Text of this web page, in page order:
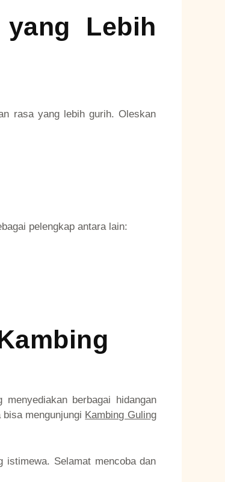
Lebih
rasa yang lebih gurih. Oleskan
pelengkap antara lain:
berbagai hidangan
mengunjungi Kambing Guling
Selamat mencoba dan